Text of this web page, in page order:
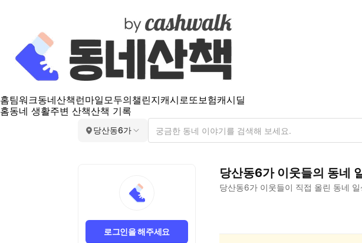
홈팀워크동네산책 런마일모두의챌린지캐시로또보험캐시딜
홈동네 생활주변 산책산책 기록
당산동6가
로그인을 해주세요
당산동6가이웃들의 동네
당산동6가 이웃들이 직접 올린 동네 일
동